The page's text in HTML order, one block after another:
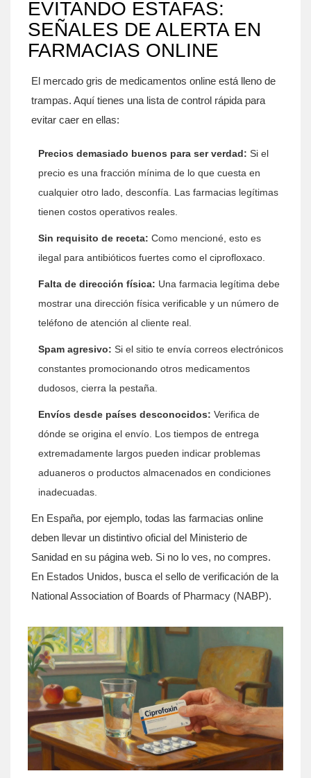
EVITANDO ESTAFAS:
SEÑALES DE ALERTA EN
FARMACIAS ONLINE
El mercado gris de medicamentos online está lleno de
trampas. Aquí tienes una lista de control rápida para
evitar caer en ellas:
Precios demasiado buenos para ser verdad: Si el
precio es una fracción mínima de lo que cuesta en
cualquier otro lado, desconfía. Las farmacias legítimas
tienen costos operativos reales.
Sin requisito de receta: Como mencioné, esto es
ilegal para antibióticos fuertes como el ciprofloxaco.
Falta de dirección física: Una farmacia legítima debe
mostrar una dirección física verificable y un número de
teléfono de atención al cliente real.
Spam agresivo: Si el sitio te envía correos electrónicos
constantes promocionando otros medicamentos
dudosos, cierra la pestaña.
Envíos desde países desconocidos: Verifica de
dónde se origina el envío. Los tiempos de entrega
extremadamente largos pueden indicar problemas
aduaneros o productos almacenados en condiciones
inadecuadas.
En España, por ejemplo, todas las farmacias online
deben llevar un distintivo oficial del Ministerio de
Sanidad en su página web. Si no lo ves, no compres.
En Estados Unidos, busca el sello de verificación de la
National Association of Boards of Pharmacy (NABP).